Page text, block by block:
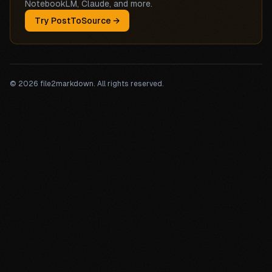
NotebookLM, Claude, and more.
Try PostToSource →
© 2026 file2markdown. All rights reserved.